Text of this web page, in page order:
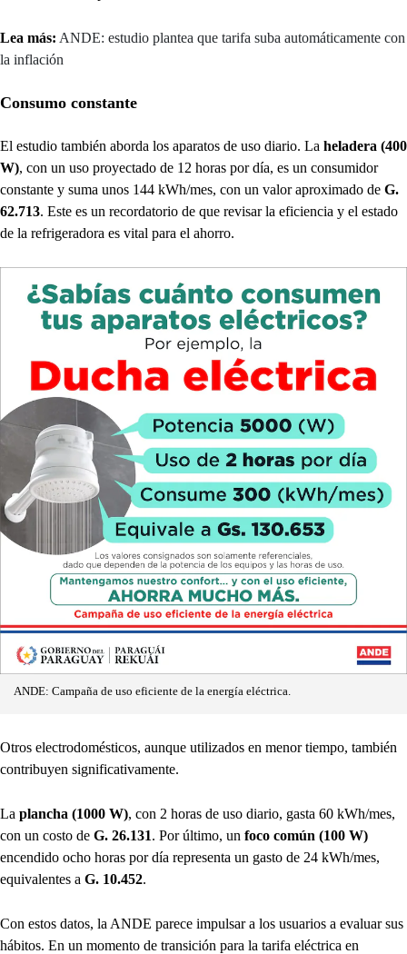
Lea más: ANDE: estudio plantea que tarifa suba automáticamente con
la inflación
Consumo constante
El estudio también aborda los aparatos de uso diario. La heladera (400
W), con un uso proyectado de 12 horas por día, es un consumidor
constante y suma unos 144 kWh/mes, con un valor aproximado de G.
62.713. Este es un recordatorio de que revisar la eficiencia y el estado
de la refrigeradora es vital para el ahorro.
ANDE: Campaña de uso eficiente de la energía eléctrica.
Otros electrodomésticos, aunque utilizados en menor tiempo, también
contribuyen significativamente.
La plancha (1000 W), con 2 horas de uso diario, gasta 60 kWh/mes,
con un costo de G. 26.131. Por último, un foco común (100 W)
encendido ocho horas por día representa un gasto de 24 kWh/mes,
equivalentes a G. 10.452.
Con estos datos, la ANDE parece impulsar a los usuarios a evaluar sus
hábitos. En un momento de transición para la tarifa eléctrica en